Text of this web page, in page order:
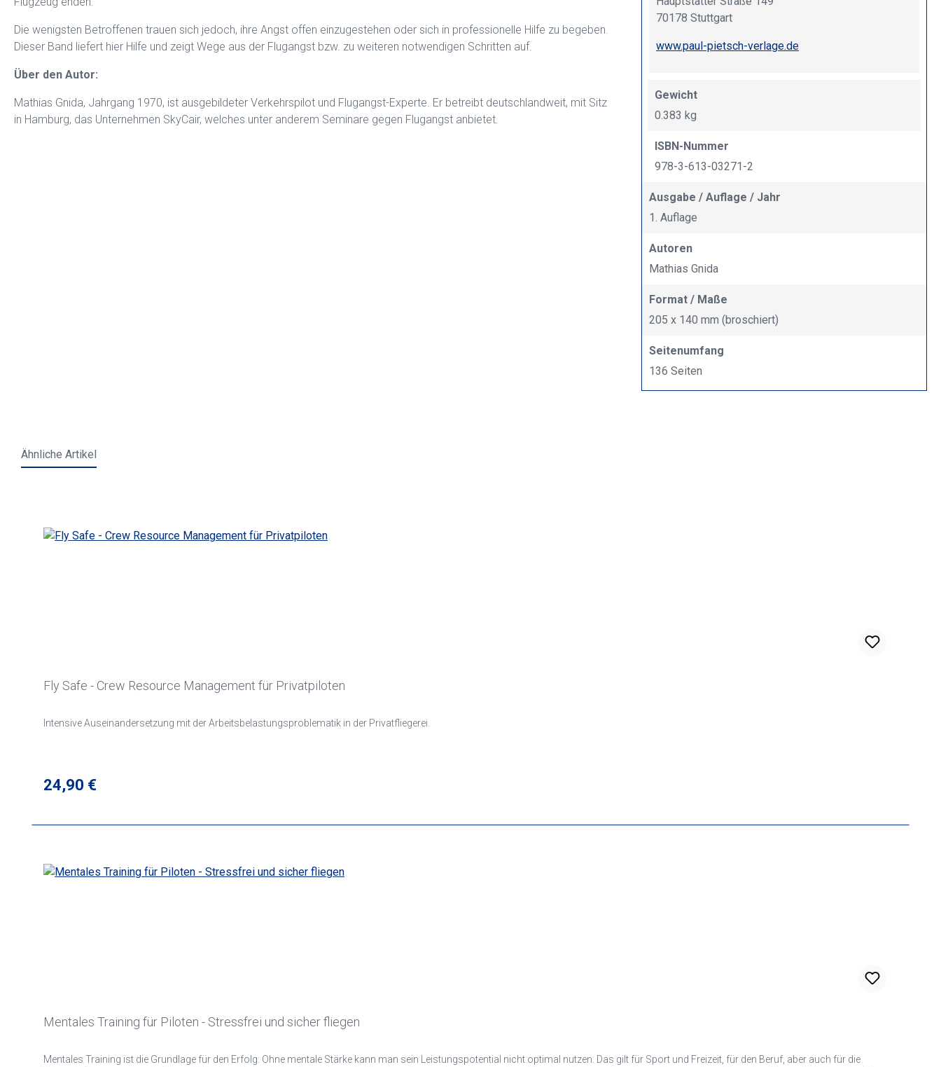
Die wenigsten Betroffenen trauen sich jedoch, ihre Angst offen einzugestehen oder sich in professionelle Hilfe zu begeben.
Dieser Band liefert hier Hilfe und zeigt Wege aus der Flugangst bzw. zu weiteren notwendigen Schritten auf.
Über den Autor:
Mathias Gnida, Jahrgang 1970, ist ausgebildeter Verkehrspilot und Flugangst-Experte. Er betreibt deutschlandweit, mit Sitz
in Hamburg, das Unternehmen SkyCair, welches unter anderem Seminare gegen Flugangst anbietet.
70178 Stuttgart
www.paul-pietsch-verlage.de
Gewicht
0.383 kg
ISBN-Nummer
978-3-613-03271-2
Ausgabe / Auflage / Jahr
1. Auflage
Autoren
Mathias Gnida
Format / Maße
205 x 140 mm (broschiert)
Seitenumfang
136 Seiten
Ähnliche Artikel
Fly Safe - Crew Resource Management für Privatpiloten
Intensive Auseinandersetzung mit der Arbeitsbelastungsproblematik in der Privatfliegerei.
Regulärer Preis:
24,90 €
Mentales Training für Piloten - Stressfrei und sicher fliegen
Mentales Training ist die Grundlage für den Erfolg: Ohne mentale Stärke kann man sein Leistungspotential nicht optimal nutzen. Das gilt für Sport und Freizeit, für den Beruf, aber auch für die